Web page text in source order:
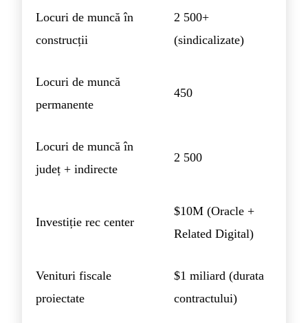
Locuri de muncă în
construcții
2 500+
(sindicalizate)
Locuri de muncă
permanente
450
Locuri de muncă în
județ + indirecte
2 500
Investiție rec center
$10M (Oracle +
Related Digital)
Venituri fiscale
proiectate
$1 miliard (durata
contractului)